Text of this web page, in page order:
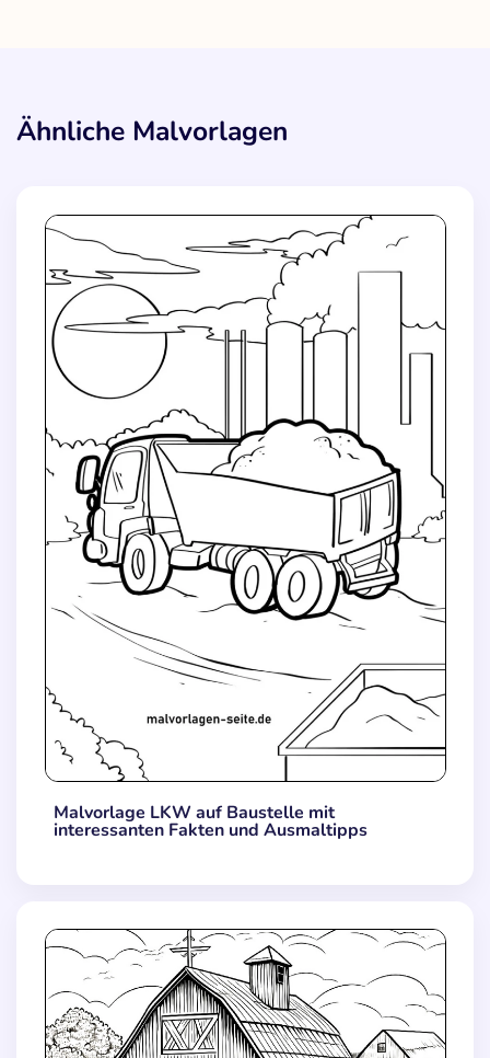
Ähnliche Malvorlagen
Malvorlage LKW auf Baustelle mit
interessanten Fakten und Ausmaltipps